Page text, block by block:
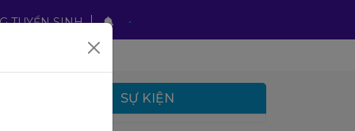
TUYỂN SINH
SỰ KIỆN